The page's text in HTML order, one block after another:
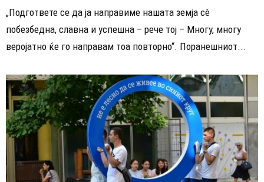
„Подгответе се да ја направиме нашата земја сè
побезбедна, славна и успешна – рече тој – Многу, многу
веројатно ќе го направам тоа повторно“. Поранешниот...